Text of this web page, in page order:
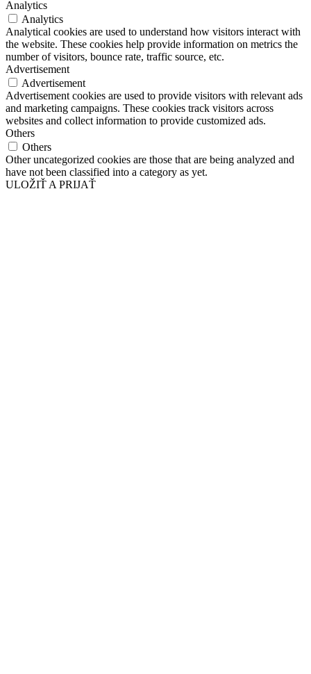
Analytics
Analytics
Analytical cookies are used to understand how visitors interact with
the website. These cookies help provide information on metrics the
number of visitors, bounce rate, traffic source, etc.
Advertisement
Advertisement
Advertisement cookies are used to provide visitors with relevant ads
and marketing campaigns. These cookies track visitors across
websites and collect information to provide customized ads.
Others
Others
Other uncategorized cookies are those that are being analyzed and
have not been classified into a category as yet.
ULOŽIŤ A PRIJAŤ